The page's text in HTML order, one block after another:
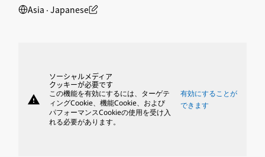
Asia ‧ Japanese
warning
ソーシャルメディア
クッキーが必要です
この機能を有効にするには、ターゲテ
ィングCookie、機能Cookie、および
パフォーマンスCookieの使用を受け入
れる必要があります。
有効にすることが
できます